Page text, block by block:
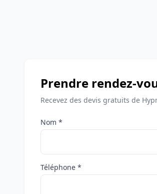
Prendre rendez-
Recevez des devis gratuits de
Nom *
Téléphone *